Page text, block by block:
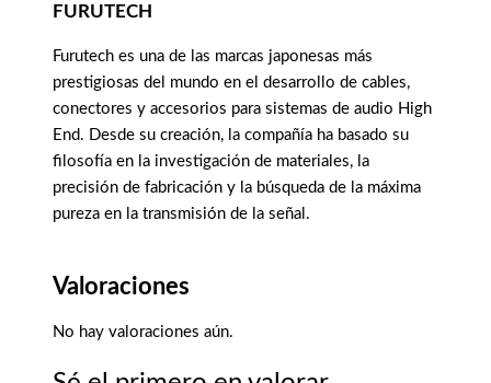
FURUTECH
Furutech es una de las marcas japonesas más
prestigiosas del mundo en el desarrollo de cables,
conectores y accesorios para sistemas de audio High
End. Desde su creación, la compañía ha basado su
filosofía en la investigación de materiales, la
precisión de fabricación y la búsqueda de la máxima
pureza en la transmisión de la señal.
Valoraciones
No hay valoraciones aún.